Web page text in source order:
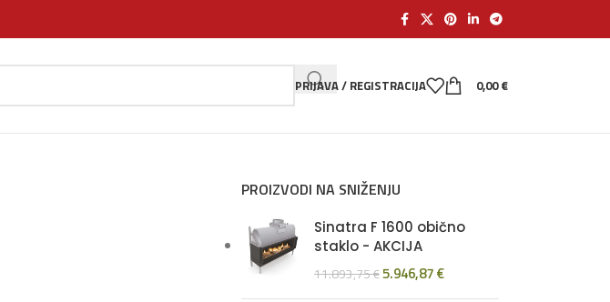
PRIJAVA / REGISTRACIJA 0,00€
PROIZVODI NA SNIŽENJU
Sinatra F 1600 obično
staklo - AKCIJA
11.893,75€5.946,87€